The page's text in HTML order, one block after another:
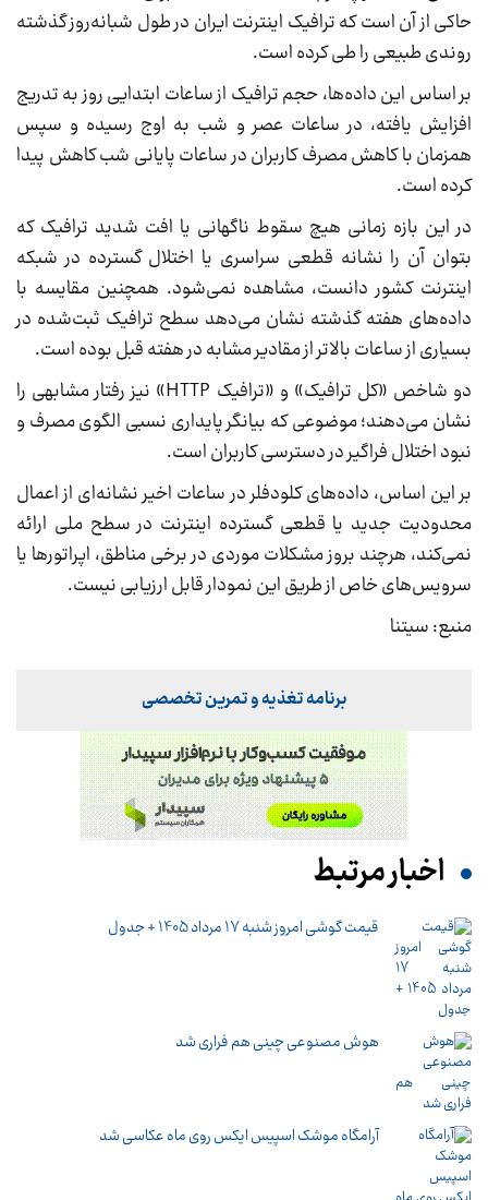
حاکی از آن است که ترافیک اینترنت ایران در طول شبانه‌روز گذشته
روندی طبیعی را طی کرده است.
بر اساس این داده‌ها، حجم ترافیک از ساعات ابتدایی روز به تدریج
افزایش یافته، در ساعات عصر و شب به اوج رسیده و سپس
همزمان با کاهش مصرف کاربران در ساعات پایانی شب کاهش پیدا
کرده است.
در این بازه زمانی هیچ سقوط ناگهانی یا افت شدید ترافیک که
بتوان آن را نشانه قطعی سراسری یا اختلال گسترده در شبکه
اینترنت کشور دانست، مشاهده نمی‌شود. همچنین مقایسه با
داده‌های هفته گذشته نشان می‌دهد سطح ترافیک ثبت‌شده در
بسیاری از ساعات بالاتر از مقادیر مشابه در هفته قبل بوده است.
دو شاخص «کل ترافیک» و «ترافیک HTTP» نیز رفتار مشابهی را
نشان می‌دهند؛ موضوعی که بیانگر پایداری نسبی الگوی مصرف و
نبود اختلال فراگیر در دسترسی کاربران است.
بر این اساس، داده‌های کلودفلر در ساعات اخیر نشانه‌ای از اعمال
محدودیت جدید یا قطعی گسترده اینترنت در سطح ملی ارائه
نمی‌کند، هرچند بروز مشکلات موردی در برخی مناطق، اپراتورها یا
سرویس‌های خاص از طریق این نمودار قابل ارزیابی نیست.
منبع: سیتنا
برنامه تغذیه و تمرین تخصصی
اخبار مرتبط
قیمت گوشی امروز شنبه 17 مرداد 1405 + جدول
هوش مصنوعی چینی هم فراری شد
آرامگاه موشک اسپیس ایکس روی ماه عکاسی شد